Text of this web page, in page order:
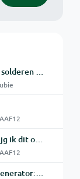
Bellen en blazen bij solderen van Chinese PCBs
Het grote "Waar krijg ik dit onderdeel" topic Deel 11
QLS 3600s functiegenerator: software verbinden lukt niet.